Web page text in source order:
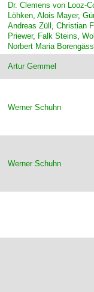
Dr. Clemens von Looz-
Löhken, Alois Mayer,
Andreas Züll , Christian
Priewer, Falk Steins,
Norbert Maria
Artur Gemmel
Werner Schuhn
Werner Schuhn